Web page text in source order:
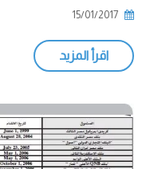
15/01/2017
اقرأ المزيد